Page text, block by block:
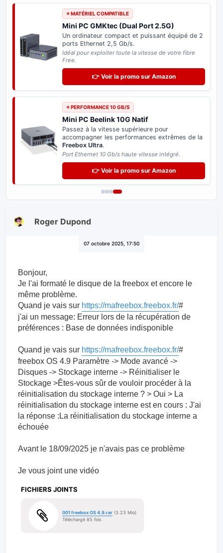
⭐ MATÉRIEL COMPATIBLE
Mini PC GMKtec (Dual Port 2.5G)
Un ordinateur compact et puissant équipé de 2
ports Ethernet 2,5 Gb/s.
Idéal pour exploiter toute la vitesse de votre fibre
Free.
👉 Voir la promo sur Amazon
⭐ PERFORMANCE 10 GB/S
Mini PC Beelink 10G Natif
Passez à la vitesse supérieure pour
accompagner les performances extrêmes de la
Freebox Ultra.
Port Ethernet 10 Gb/s haute vitesse intégré.
👉 Voir la promo sur Amazon
Roger Dupond
07 octobre 2025, 17:50
Bonjour,
Je l'ai formaté le disque de la freebox et encore le
même problème.
Quand je vais sur https://mafreebox.freebox.fr/#
j'ai un message: Erreur lors de la récupération de
préférences : Base de données indisponible
Quand je vais sur https://mafreebox.freebox.fr/#
freebox OS 4.9 Paramètre -> Mode avancé ->
Disques -> Stockage interne -> Réinitialiser le
Stockage >Êtes-vous sûr de vouloir procéder à la
réinitialisation du stockage interne ? > Oui > La
réinitialisation du stockage interne est en cours : J'ai
la réponse :La réinitialisation du stockage interne a
échouée
Avant le 18/09/2025 je n'avais pas ce problème
Je vous joint une vidéo
FICHIERS JOINTS
001 freebox OS 4.9.rar (3.23 Mio)
Téléchargé 85 fois